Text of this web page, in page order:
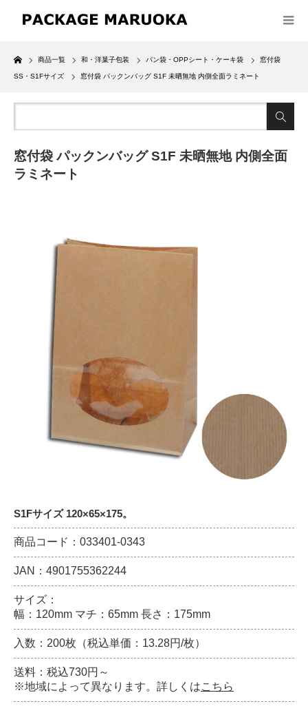
Home
商品一覧 和・洋菓子包装 パン袋・OPPシート・ケーキ袋 窓付袋
SS・S1Fサイズ 窓付袋 パックンバッグ S1F 未晒無地 内側全面ラミネート
窓付袋 パックンバッグ S1F 未晒無地 内側全面
ラミネート
S1Fサイズ 120×65×175。
商品コード：033401-0343
JAN：4901755362244
サイズ：
幅：120mm マチ：65mm 長さ：175mm
入数：200枚（税込単価：13.28円/枚）
送料：税込730円～
※地域によって異なります。詳しくはこちら